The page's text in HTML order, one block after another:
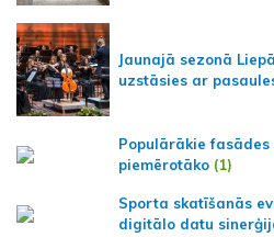
Jaunajā sezonā
uzstāsies ar
Populārākie
piemērotāko (1)
Sporta skatīšanās
digitālo datu